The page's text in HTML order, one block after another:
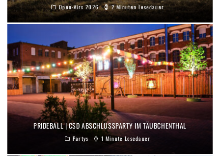
Open-Airs 2026 2 Minuten Lesedauer
PRIDEBALL | CSD ABSCHLUSSPARTY IM TÄUBCHENTHAL
Partys 1 Minute Lesedauer